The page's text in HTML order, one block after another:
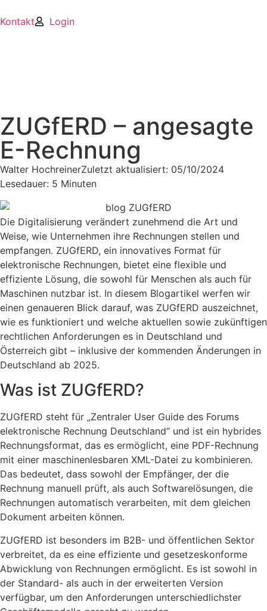
Kontakt Login
ZUGfERD – angesagte
E-Rechnung
Walter HochreinerZuletzt aktualisiert: 05/10/2024
Lesedauer: 5 Minuten
Die Digitalisierung verändert zunehmend die Art und
Weise, wie Unternehmen ihre Rechnungen stellen und
empfangen. ZUGfERD, ein innovatives Format für
elektronische Rechnungen, bietet eine flexible und
effiziente Lösung, die sowohl für Menschen als auch für
Maschinen nutzbar ist. In diesem Blogartikel werfen wir
einen genaueren Blick darauf, was ZUGfERD auszeichnet,
wie es funktioniert und welche aktuellen sowie zukünftigen
rechtlichen Anforderungen es in Deutschland und
Österreich gibt – inklusive der kommenden Änderungen in
Deutschland ab 2025.
Was ist ZUGfERD?
ZUGfERD steht für „Zentraler User Guide des Forums
elektronische Rechnung Deutschland“ und ist ein hybrides
Rechnungsformat, das es ermöglicht, eine PDF-Rechnung
mit einer maschinenlesbaren XML-Datei zu kombinieren.
Das bedeutet, dass sowohl der Empfänger, der die
Rechnung manuell prüft, als auch Softwarelösungen, die
Rechnungen automatisch verarbeiten, mit dem gleichen
Dokument arbeiten können.
ZUGfERD ist besonders im B2B- und öffentlichen Sektor
verbreitet, da es eine effiziente und gesetzeskonforme
Abwicklung von Rechnungen ermöglicht. Es ist sowohl in
der Standard- als auch in der erweiterten Version
verfügbar, um den Anforderungen unterschiedlichster